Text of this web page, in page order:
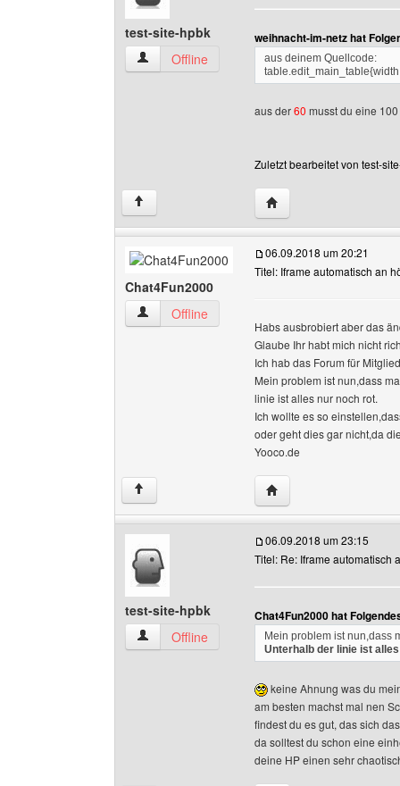
test-site-hpbk
test-site-hpbk Benutzer-Profile anzeigen
Offline
weihnacht-im-netz hat
aus deinem Quellcode:
aus der60 musst du eine
Zuletzt bearbeitet von test-
↑ Website dieses
Chat4Fun2000
Chat4Fun2000 Benutzer-Profile anzeigen
Offline
06.09.2018 um 20:21
Titel: Iframe automatisch an
Habs ausbrobiert aber das
Glaube Ihr habt mich nicht
Ich hab das Forum für
Mein problem ist nun,dass
linie ist alles nur noch rot.
Ich wollte es so
oder geht dies gar nicht,da
Yooco.de
↑ Website dieses
test-site-hpbk
test-site-hpbk Benutzer-Profile anzeigen
Offline
06.09.2018 um 23:15
Titel: Re: Iframe automatisch
Chat4Fun2000 hat
Mein problem ist nun,dass
Unterhalb der linie ist
keine Ahnung was du
am besten machst mal nen
findest du es gut, das sich
da solltest du schon eine
deine HP einen sehr